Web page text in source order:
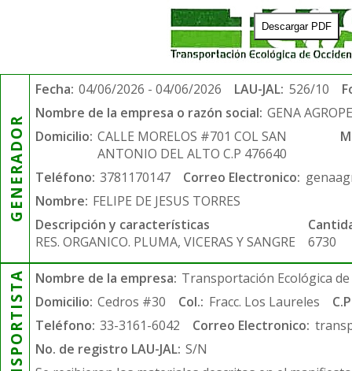
Descargar PDF
GENERADOR
Fecha: 04/06/2026 - 04/06/2026 LAU-JAL: 526/10
Nombre de la empresa o razón social: GENA
Domicilio: CALLE MORELOS #701 COL SAN
ANTONIO DEL ALTO C.P 476640
Teléfono: 3781170147 Correo Electronico:
Nombre: FELIPE DE JESUS TORRES
Descripción y características
RES. ORGANICO. PLUMA, VICERAS Y SANGRE
6730
TRANSPORTISTA Nombre de la empresa: Transportación Ecológica de
Domicilio: Cedros #30 Col.: Fracc. Los Laureles
Teléfono: 33-3161-6042 Correo Electronico:
No. de registro LAU-JAL: S/N